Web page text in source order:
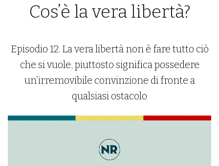
Cos’è la vera libertà?
Episodio 12. La vera libertà non è fare tutto ciò
che si vuole, piuttosto significa possedere
un’irremovibile convinzione di fronte a
qualsiasi ostacolo